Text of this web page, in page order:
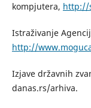
kompjutera, http://
Istraživanje
http://
Izjave državnih
danas.rs/arhiva.